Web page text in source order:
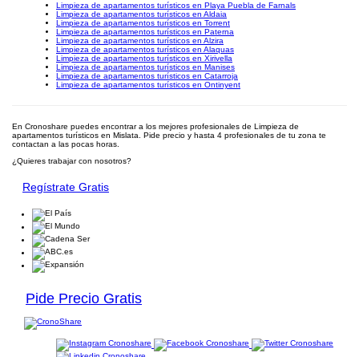
Limpieza de apartamentos turísticos en Playa Puebla de Farnals
Limpieza de apartamentos turísticos en Aldaia
Limpieza de apartamentos turísticos en Torrent
Limpieza de apartamentos turísticos en Paterna
Limpieza de apartamentos turísticos en Alzira
Limpieza de apartamentos turísticos en Alaquas
Limpieza de apartamentos turísticos en Xirivella
Limpieza de apartamentos turísticos en Manises
Limpieza de apartamentos turísticos en Catarroja
Limpieza de apartamentos turísticos en Ontinyent
En Cronoshare puedes encontrar a los mejores profesionales de Limpieza de
apartamentos turísticos en Mislata. Pide precio y hasta 4 profesionales de tu zona te
contactan a las pocas horas.
¿Quieres trabajar con nosotros?
Regístrate Gratis
Pide Precio Gratis